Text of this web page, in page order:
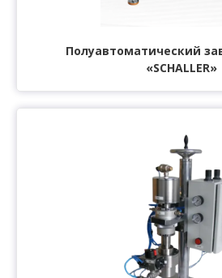
Полуавтоматический
«SCHALLER»